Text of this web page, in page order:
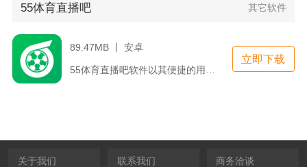
55体育直播吧 其它软件
89.47MB 丨 安卓
立即下载
关于我们
联系我们
商务洽谈